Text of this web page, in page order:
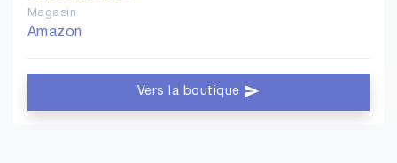
Magasin
Amazon
Vers la boutique